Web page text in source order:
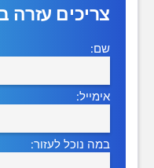
צריכים
שם:
אימייל:
במה נוכל לעזור: